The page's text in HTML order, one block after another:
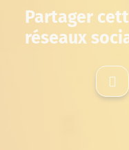
Partager
réseaux